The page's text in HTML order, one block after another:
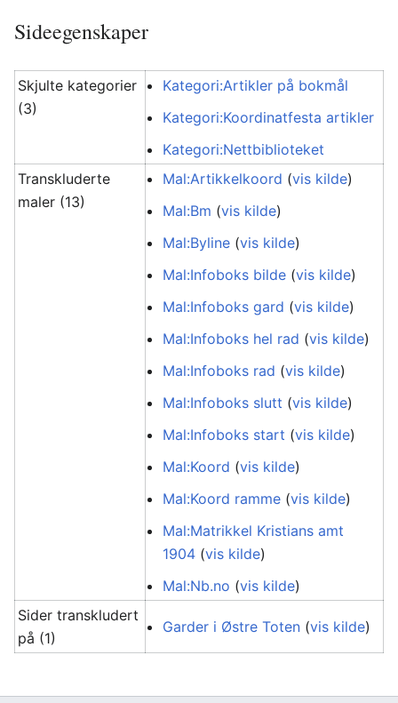
Sideegenskaper
Skjulte kategorier
(3)
Kategori:Artikler på bokmål
Kategori:Koordinatfesta artikler
Kategori:Nettbiblioteket
Transkluderte
maler (13)
Mal:Artikkelkoord (vis kilde)
Mal:Bm (vis kilde)
Mal:Byline (vis kilde)
Mal:Infoboks bilde (vis kilde)
Mal:Infoboks gard (vis kilde)
Mal:Infoboks hel rad (vis kilde)
Mal:Infoboks rad (vis kilde)
Mal:Infoboks slutt (vis kilde)
Mal:Infoboks start (vis kilde)
Mal:Koord (vis kilde)
Mal:Koord ramme (vis kilde)
Mal:Matrikkel Kristians amt
1904 (vis kilde)
Mal:Nb.no (vis kilde)
Sider transkludert
på (1)
Garder i Østre Toten (vis kilde)